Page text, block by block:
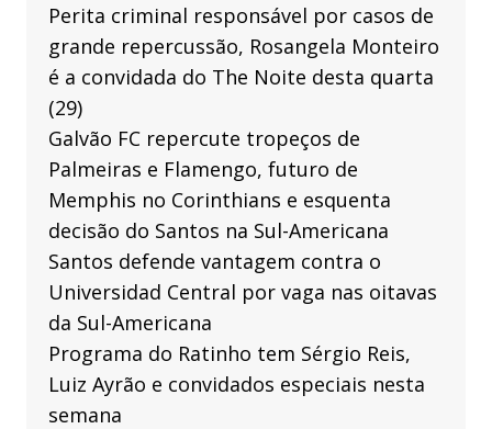
Perita criminal responsável por casos de
grande repercussão, Rosangela Monteiro
é a convidada do The Noite desta quarta
(29)
Galvão FC repercute tropeços de
Palmeiras e Flamengo, futuro de
Memphis no Corinthians e esquenta
decisão do Santos na Sul-Americana
Santos defende vantagem contra o
Universidad Central por vaga nas oitavas
da Sul-Americana
Programa do Ratinho tem Sérgio Reis,
Luiz Ayrão e convidados especiais nesta
semana